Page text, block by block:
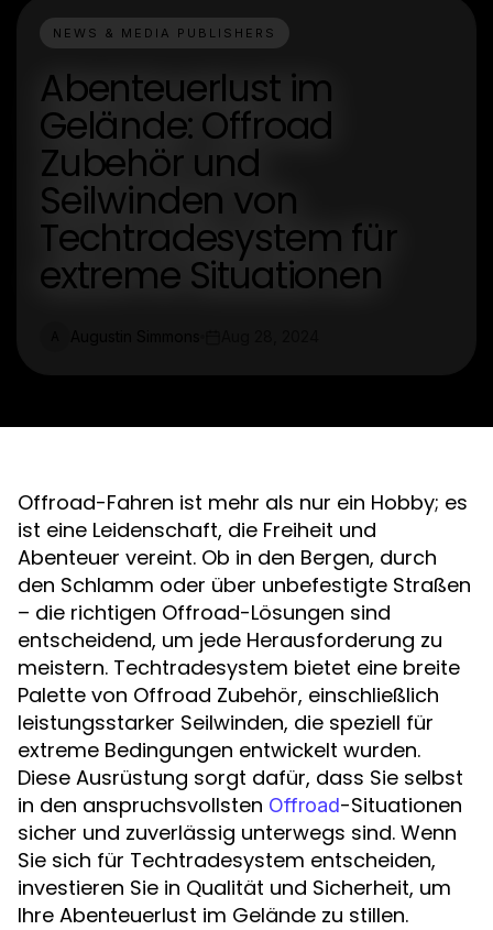
NEWS & MEDIA PUBLISHERS
Abenteuerlust im
Gelände: Offroad
Zubehör und
Seilwinden von
Techtradesystem für
extreme Situationen
Offroad-Fahren ist mehr als nur ein Hobby; es
ist eine Leidenschaft, die Freiheit und
Abenteuer vereint. Ob in den Bergen, durch
den Schlamm oder über unbefestigte Straßen
– die richtigen Offroad-Lösungen sind
entscheidend, um jede Herausforderung zu
meistern. Techtradesystem bietet eine breite
Palette von Offroad Zubehör, einschließlich
leistungsstarker Seilwinden, die speziell für
extreme Bedingungen entwickelt wurden.
Diese Ausrüstung sorgt dafür, dass Sie selbst
in den anspruchsvollsten Offroad-Situationen
sicher und zuverlässig unterwegs sind. Wenn
Sie sich für Techtradesystem entscheiden,
investieren Sie in Qualität und Sicherheit, um
Ihre Abenteuerlust im Gelände zu stillen.